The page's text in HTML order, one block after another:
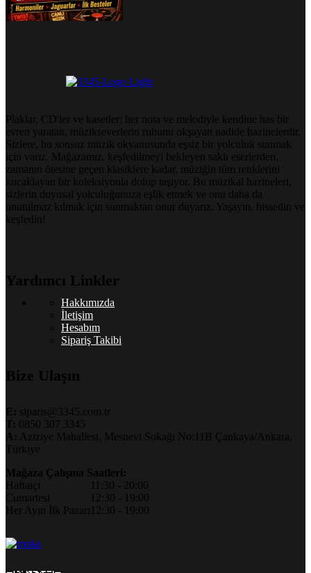
Plaklar, CD'ler ve kasetler; her nota ve melodiyle kendine has bir
evren yaratan, müzikseverlerin ruhunu okşayan nadide hazinelerdir.
Sizlere, bu sonsuz müzik okyanusunda eşsiz bir yolculuk sunmak
için varız. Mağazamız, keşfedilmeyi bekleyen saklı eserlerden,
zamanın ötesine geçen klasiklere kadar, müziğin tüm renklerini
kucaklayan bir koleksiyonla dolup taşıyor. Bu müzikal hazineleri,
sizlerin duyusal yolculuğunuza eşlik etmek ve onu daha da
unutulmaz kılmak için sunmaktan onur duyarız. Yaşayın, hissedin ve
keşfedin!
Yardımcı Linkler
Hakkımızda
İletişim
Hesabım
Sipariş Takibi
Bize Ulaşın
E: siparis@3345.com.tr
T: 0850 307 3345
A: Aziziye Mahallesi, Mesnevi Sokağı No:11B Çankaya/Ankara,
Türkiye
Mağaza Çalışma Saatleri:
Haftaiçi
Cumartesi
Her Ayın İlk Pazarı
11:30 - 20:00
12:30 - 19:00
12:30 - 19:00